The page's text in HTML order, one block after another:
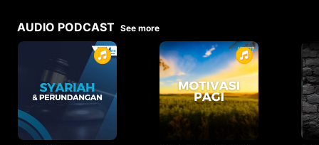
AUDIO PODCAST See more